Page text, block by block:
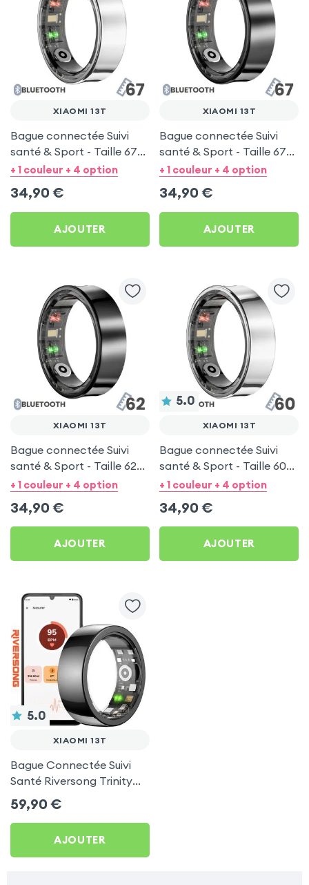
XIAOMI 13T
Bague connectée Suivi
santé & Sport - Taille 67
Argent
+ 1 couleur + 4 option
34,90 €
AJOUTER
XIAOMI 13T
Bague connectée Suivi
santé & Sport - Taille 67
Noir
+ 1 couleur + 4 option
34,90 €
AJOUTER
XIAOMI 13T
Bague connectée Suivi
santé & Sport - Taille 62
Noir
+ 1 couleur + 4 option
34,90 €
AJOUTER
5.0
XIAOMI 13T
Bague connectée Suivi
santé & Sport - Taille 60
Argent
+ 1 couleur + 4 option
34,90 €
AJOUTER
5.0
XIAOMI 13T
Bague Connectée Suivi
Santé Riversong Trinity
Noir - Anneau Connecté
Étanche IP68
59,90 €
AJOUTER